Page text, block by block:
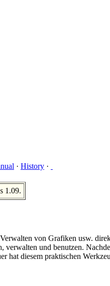
· History ·
1.09.
von Grafiken usw.
und benutzen.
diesem praktischen